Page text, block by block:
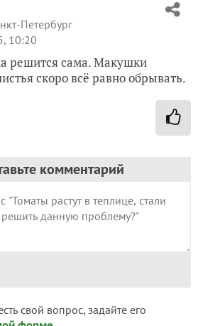
Петербург
10:20
решится сама. Макушки
скоро всё равно обрывать.
комментарий
свой вопрос, задайте его